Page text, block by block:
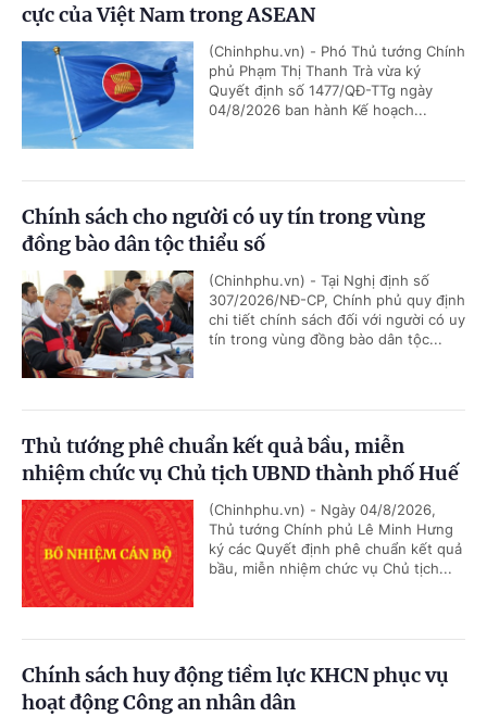
cực của Việt Nam trong ASEAN
(Chinhphu.vn) - Phó Thủ tướng Chính
phủ Phạm Thị Thanh Trà vừa ký
Quyết định số 1477/QĐ-TTg ngày
04/8/2026 ban hành Kế hoạch...
Chính sách cho người có uy tín trong vùng
đồng bào dân tộc thiểu số
(Chinhphu.vn) - Tại Nghị định số
307/2026/NĐ-CP, Chính phủ quy định
chi tiết chính sách đối với người có uy
tín trong vùng đồng bào dân tộc...
Thủ tướng phê chuẩn kết quả bầu, miễn
nhiệm chức vụ Chủ tịch UBND thành phố Huế
(Chinhphu.vn) - Ngày 04/8/2026,
Thủ tướng Chính phủ Lê Minh Hưng
ký các Quyết định phê chuẩn kết quả
bầu, miễn nhiệm chức vụ Chủ tịch...
Chính sách huy động tiềm lực KHCN phục vụ
hoạt động Công an nhân dân